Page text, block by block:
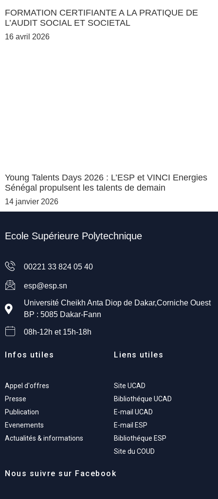
FORMATION CERTIFIANTE A LA PRATIQUE DE
L’AUDIT SOCIAL ET SOCIETAL
16 avril 2026
Young Talents Days 2026 : L’ESP et VINCI Energies
Sénégal propulsent les talents de demain
14 janvier 2026
Ecole Supérieure Polytechnique
00221 33 824 05 40
esp@esp.sn
Université Cheikh Anta Diop de Dakar,Corniche Ouest
BP : 5085 Dakar-Fann
08h-12h et 15h-18h
Infos utiles
Appel d'offres
Presse
Publication
Evenements
Actualités & informations
Liens utiles
Site UCAD
Bibliothéque UCAD
E-mail UCAD
E-mail ESP
Bibliothéque ESP
Site du COUD
Nous suivre sur Facebook